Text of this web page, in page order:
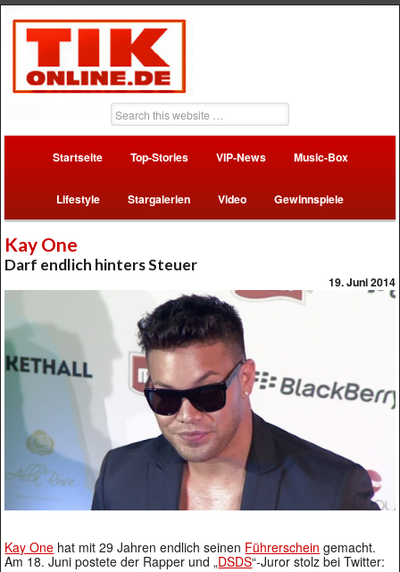
Startseite Top-Stories VIP-News Music-Box
Lifestyle Stargalerien Video Gewinnspiele
Kay One
Darf endlich hinters Steuer
19. Juni 2014
Kay One hat mit 29 Jahren endlich seinen Führerschein gemacht.
Am 18. Juni postete der Rapper und „DSDS“-Juror stolz bei Twitter: